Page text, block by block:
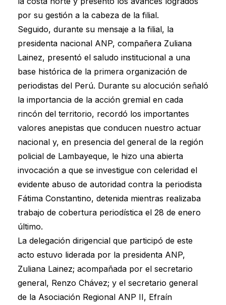
por su gestión a la cabeza de la filial.
Seguido, durante su mensaje a la filial, la
presidenta nacional ANP, compañera Zuliana
Lainez, presentó el saludo institucional a una
base histórica de la primera organización de
periodistas del Perú. Durante su alocución señaló
la importancia de la acción gremial en cada
rincón del territorio, recordó los importantes
valores anepistas que conducen nuestro actuar
nacional y, en presencia del general de la región
policial de Lambayeque, le hizo una abierta
invocación a que se investigue con celeridad el
evidente abuso de autoridad contra la periodista
Fátima Constantino, detenida mientras realizaba
trabajo de cobertura periodística el 28 de enero
último.
La delegación dirigencial que participó de este
acto estuvo liderada por la presidenta ANP,
Zuliana Lainez; acompañada por el secretario
general, Renzo Chávez; y el secretario general
de la Asociación Regional ANP II, Efraín